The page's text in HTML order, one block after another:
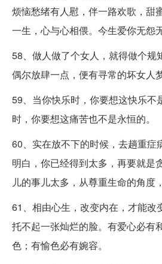
烦恼愁绪有人慰，伴一路欢歌，甜
一生，心与心相偎。今生爱你无怨
58、做人做了个女人，就得做个规
偶尔放肆一点，便有寻常的坏女人
59、当你快乐时，你要想这快乐不
时，你要想这痛苦也不是永恒的。
60、实在放不下的时候，去趟重症
明白，你已经得到太多，再要就是
儿的事儿太多，从尊重生命的角度
61、相由心生，改变内在，才能改
托不起一张灿烂的脸。有爱心必有
色；有愉色必有婉容。